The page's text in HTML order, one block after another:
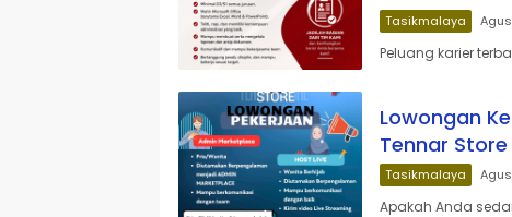
Tasikmalaya
Peluang karier
Lowongan
Tennar
Tasikmalaya
Apakah Anda